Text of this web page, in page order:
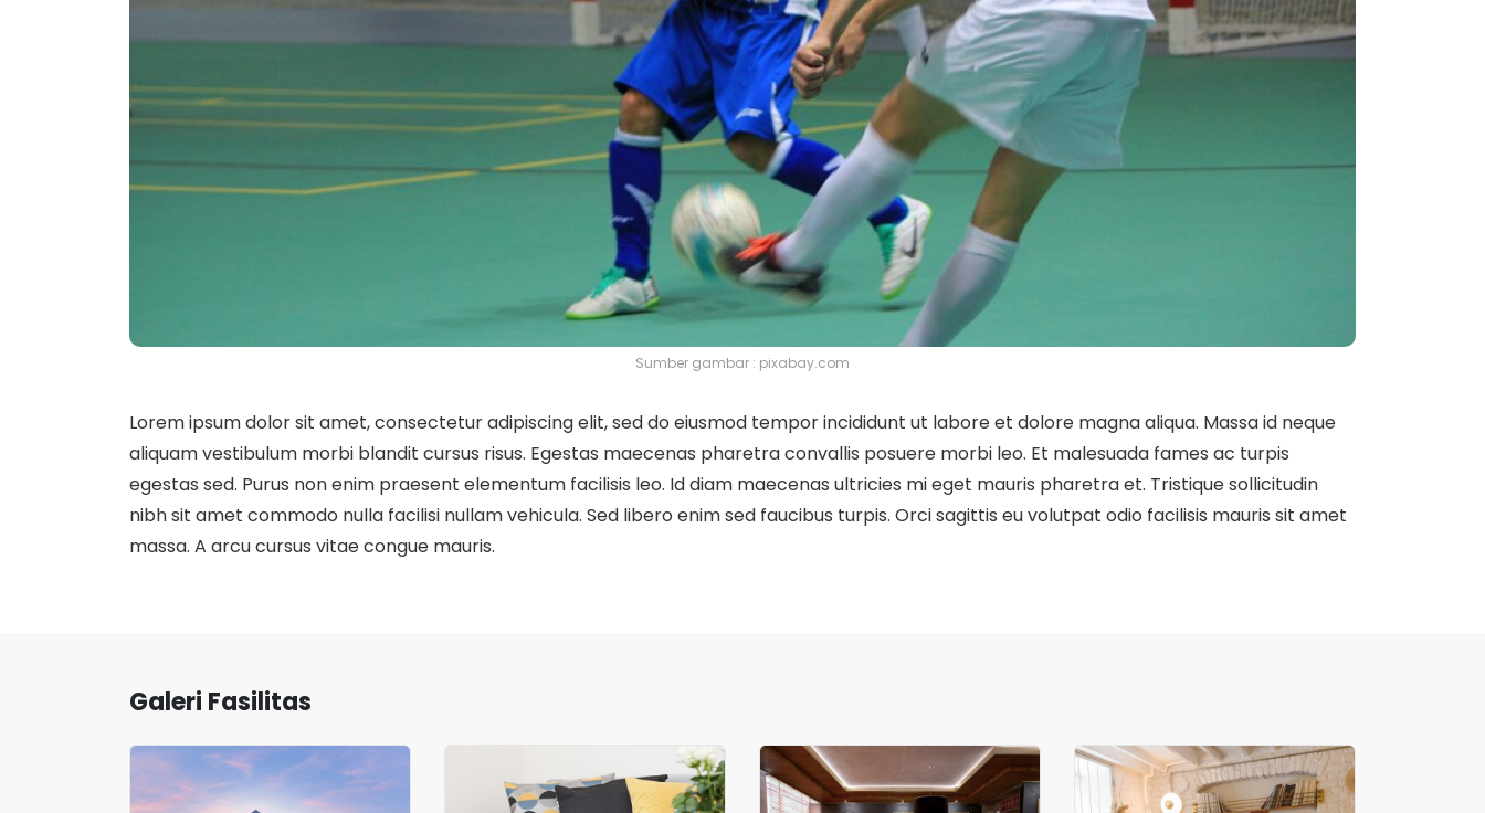
Sumber gambar : pixabay.com
Lorem ipsum dolor sit amet, consectetur adipiscing elit, sed do eiusmod tempor incididunt ut labore et dolore magna aliqua. Massa id neque
aliquam vestibulum morbi blandit cursus risus. Egestas maecenas pharetra convallis posuere morbi leo. Et malesuada fames ac turpis
egestas sed. Purus non enim praesent elementum facilisis leo. Id diam maecenas ultricies mi eget mauris pharetra et. Tristique sollicitudin
nibh sit amet commodo nulla facilisi nullam vehicula. Sed libero enim sed faucibus turpis. Orci sagittis eu volutpat odio facilisis mauris sit amet
massa. A arcu cursus vitae congue mauris.
Galeri Fasilitas